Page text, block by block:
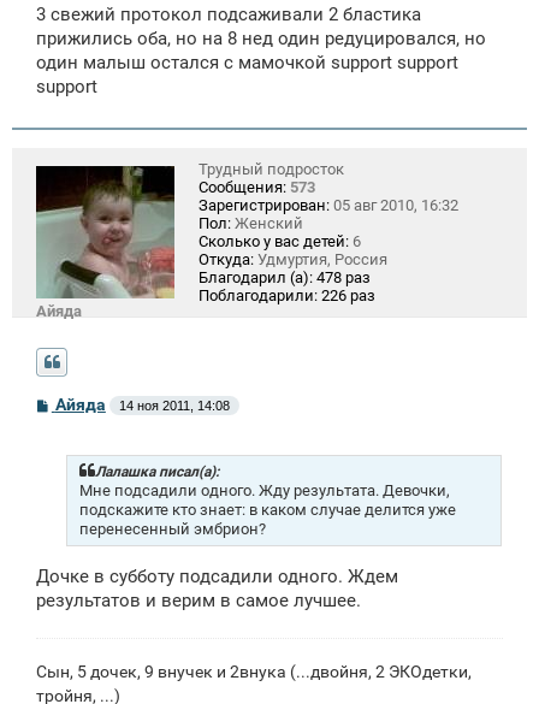
и
3 свежий протокол подсаживали 2 бластика
прижились оба, но на 8 нед один редуцировался, но
один малыш остался с мамочкой support support
support
Айяда
Трудный подросток
Сообщения: 573
Зарегистрирован: 05 авг 2010, 16:32
Пол: Женский
Сколько у вас детей: 6
Откуда: Удмуртия, Россия
Благодарил (а): 478 раз
Поблагодарили: 226 раз
С
Айяда 14 ноя 2011, 14:08
Лалашка писал(а):
Мне подсадили одного. Жду результата. Девочки,
подскажите кто знает: в каком случае делится уже
перенесенный эмбрион?
Дочке в субботу подсадили одного. Ждем
результатов и верим в самое лучшее.
Сын, 5 дочек, 9 внучек и 2внука (...двойня, 2 ЭКОдетки,
тройня, ...)